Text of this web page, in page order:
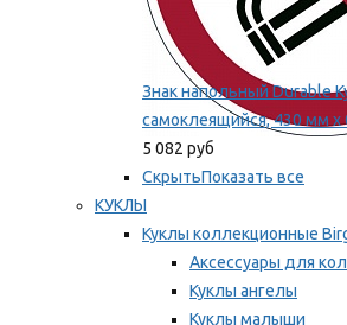
Знак напольный Durable
самоклеящийся, 430 мм х
5 082 руб
СкрытьПоказать все
КУКЛЫ
Куклы коллекционные
Аксессуары для
Куклы ангелы
Куклы малыши